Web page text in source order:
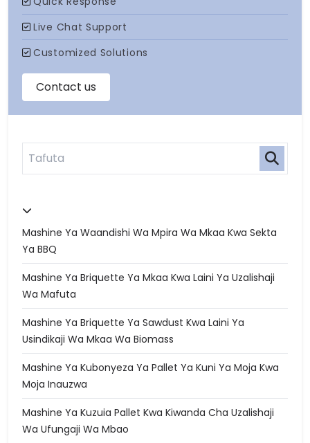
Mashine Ya Waandishi Wa Mpira Wa Mkaa Kwa Sekta
Ya BBQ
Mashine Ya Briquette Ya Mkaa Kwa Laini Ya Uzalishaji
Wa Mafuta
Mashine Ya Briquette Ya Sawdust Kwa Laini Ya
Usindikaji Wa Mkaa Wa Biomass
Mashine Ya Kubonyeza Ya Pallet Ya Kuni Ya Moja Kwa
Moja Inauzwa
Mashine Ya Kuzuia Pallet Kwa Kiwanda Cha Uzalishaji
Wa Ufungaji Wa Mbao